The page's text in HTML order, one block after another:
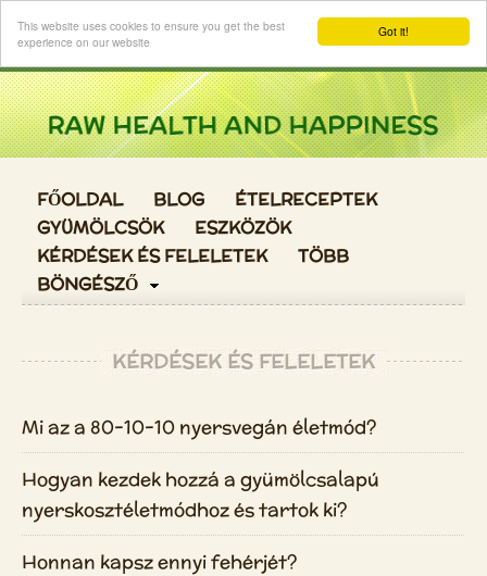
Got it!
This website uses cookies to ensure you get the best
experience on our website
FŐOLDAL BLOG
ÉTELRECEPTEK
GYÜMÖLCSÖK
ESZKÖZÖK
KÉRDÉSEK ÉS FELELETEK
TÖBB
BÖNGÉSZŐ
KÉRDÉSEK ÉS FELELETEK
Mi az a 80-10-10 nyersvegán életmód?
Hogyan kezdek hozzá a gyümölcsalapú
nyerskosztéletmódhoz és tartok ki?
Honnan kapsz ennyi fehérjét?